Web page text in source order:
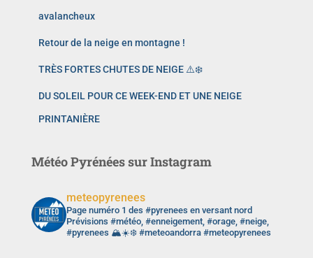
avalancheux
Retour de la neige en montagne !
TRÈS FORTES CHUTES DE NEIGE ⚠️❄️
DU SOLEIL POUR CE WEEK-END ET UNE NEIGE
PRINTANIÈRE
Météo Pyrénées sur Instagram
meteopyrenees
Page numéro 1 des #pyrenees en versant nord
Prévisions #météo, #enneigement, #orage, #neige,
#pyrenees 🏔️☀️❄️ #meteoandorra #meteopyrenees